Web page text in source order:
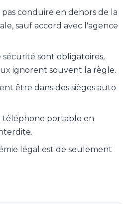
conduire en dehors de la
sauf accord avec l'agence
sécurité sont obligatoires,
ignorent souvent la règle.
être dans des sièges auto
téléphone portable en
légal est de seulement